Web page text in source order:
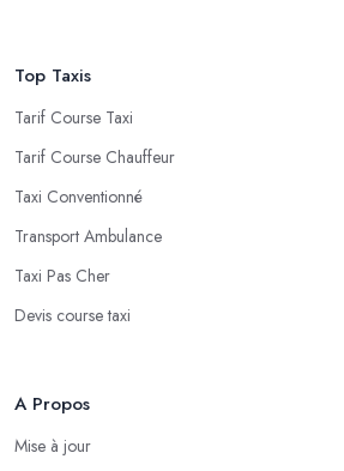
Top Taxis
Tarif Course Taxi
Tarif Course Chauffeur
Taxi Conventionné
Transport Ambulance
Taxi Pas Cher
Devis course taxi
A Propos
Mise à jour